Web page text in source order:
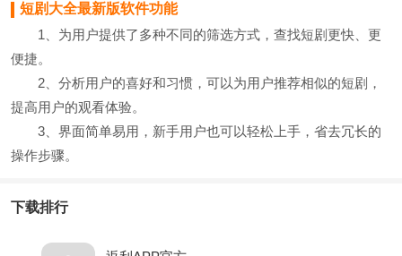
短剧大全最新版软件功能
1、为用户提供了多种不同的筛选方式，查找短剧更快、更
便捷。
2、分析用户的喜好和习惯，可以为用户推荐相似的短剧，
提高用户的观看体验。
3、界面简单易用，新手用户也可以轻松上手，省去冗长的
操作步骤。
下载排行